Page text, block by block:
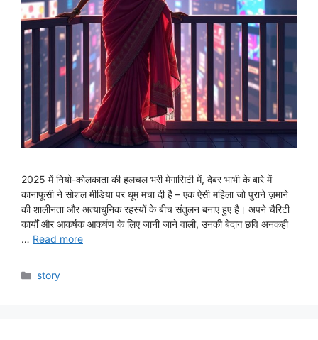
2025 में नियो-कोलकाता की हलचल भरी मेगासिटी में, देबर भाभी के बारे में
कानाफूसी ने सोशल मीडिया पर धूम मचा दी है – एक ऐसी महिला जो पुराने ज़माने
की शालीनता और अत्याधुनिक रहस्यों के बीच संतुलन बनाए हुए है। अपने चैरिटी
कार्यों और आकर्षक आकर्षण के लिए जानी जाने वाली, उनकी बेदाग छवि अनकही
… Read more
Categories
story